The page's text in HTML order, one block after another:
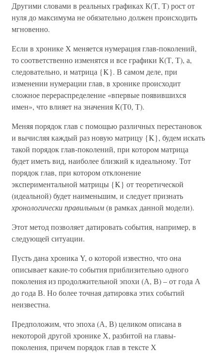
Другими словами в реальных графиках К(Т, Т) рост от
нуля до максимума не обязательно должен происходить
мгновенно.
Если в хронике Х меняется нумерация глав-поколений,
то соответственно изменятся и все графики К(Т, Т), а,
следовательно, и матрица {K}. В самом деле, при
изменении нумерации глав, в хронике происходит
сложное перераспределение «впервые появившихся
имен», что влияет на значения К(Т0, Т).
Меняя порядок глав с помощью различных перестановок
и вычисляя каждый раз новую матрицу {K}, будем искать
такой порядок глав-поколений, при котором матрица
будет иметь вид, наиболее близкий к идеальному. Тот
порядок глав, при котором отклонение
экспериментальной матрицы {K} от теоретической
(идеальной) будет наименьшим, и следует признать
хронологически правильным(в рамках данной модели).
Этот метод позволяет датировать события, например, в
следующей ситуации.
Пусть дана хроника Y, о которой известно, что она
описывает какие-то события приблизительно одного
поколения из продолжительной эпохи (А, В) – от года А
до года В. Но более точная датировка этих событий
неизвестна.
Предположим, что эпоха (А, В) целиком описана в
некоторой другой хронике Х, разбитой на главы-
поколения, причем порядок глав в тексте Х